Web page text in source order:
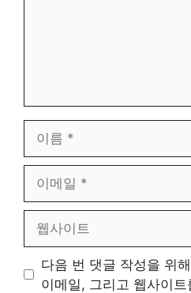
일
트
다음 번 댓글 작성을 위
이메일, 그리고 웹사이